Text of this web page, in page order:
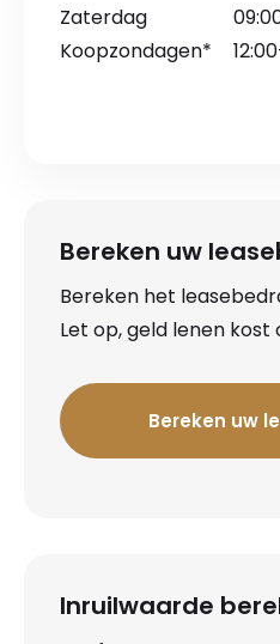
Zaterdag
Koopzondagen*
Bereken uw
Bereken het
Let op, geld lenen kost
Bereken uw
Inruilwaarde